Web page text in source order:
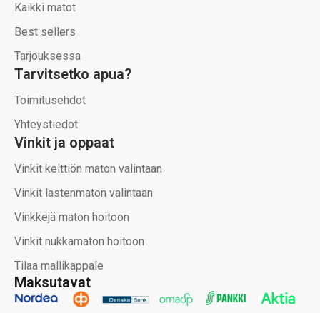
Maksutavat
Kaikki matot
Best sellers
Tarjouksessa
Tarvitsetko apua?
Toimitusehdot
Yhteystiedot
Vinkit ja oppaat
Vinkit keittiön maton valintaan
Vinkit lastenmaton valintaan
Vinkkejä maton hoitoon
Vinkit nukkamaton hoitoon
Tilaa mallikappale